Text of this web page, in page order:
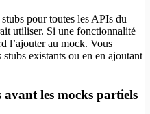
pour toutes les APIs du
utiliser. Si une fonctionnalité
l’ajouter au mock. Vous
existants ou en en ajoutant
avant les mocks partiels